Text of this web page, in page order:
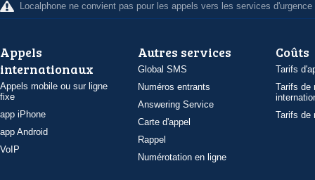
Localphone ne convient pas pour les appels vers les services d'urgence
Appels
internationaux
Appels mobile ou sur ligne
fixe
app iPhone
app Android
VoIP
Autres services
Global SMS
Numéros entrants
Answering Service
Carte d'appel
Rappel
Numérotation en ligne
Coûts
Tarifs
Tarifs de
Tarifs de